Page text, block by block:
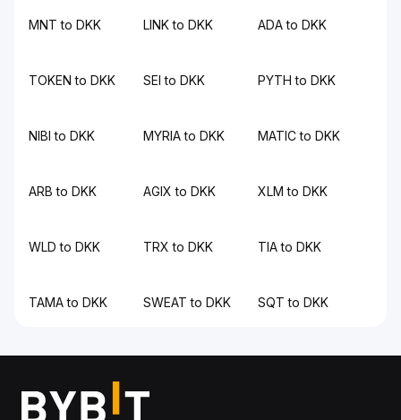
MNT to DKK LINK to DKK ADA to DKK
TOKEN to DKK SEI to DKK PYTH to DKK
NIBI to DKK MYRIA to DKK MATIC to DKK
ARB to DKK AGIX to DKK XLM to DKK
WLD to DKK TRX to DKK TIA to DKK
TAMA to DKK SWEAT to DKK SQT to DKK